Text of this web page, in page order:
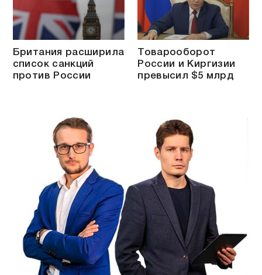
Британия расширила
список санкций
против России
Товарооборот
России и Киргизии
превысил $5 млрд